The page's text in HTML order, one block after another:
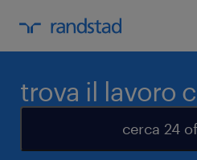
trova il lavoro
cerca 24